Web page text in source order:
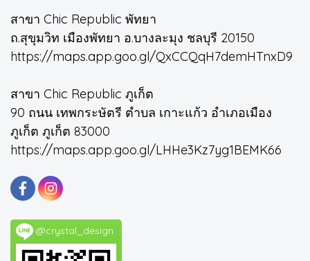
สาขา Chic Republic พัทยา
ถ.สุขุมวิท เมืองพัทยา อ.บางละมุง ชลบุรี 20150
https://maps.app.goo.gl/QxCCQqH7demHTnxD9
สาขา Chic Republic ภูเก็ต
90 ถนน เทพกระษัตรี ตำบล เกาะแก้ว อำเภอเมือง
ภูเก็ต ภูเก็ต 83000
https://maps.app.goo.gl/LHHe3Kz7yg1BEMK66
@crystal_design